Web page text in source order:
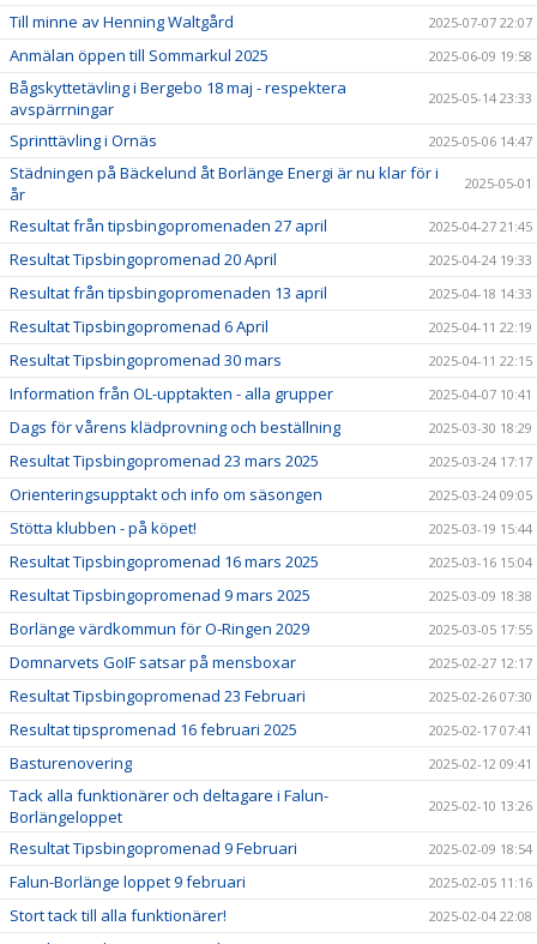
Till minne av Henning Waltgård 2025-07-07 22:07
Anmälan öppen till Sommarkul 2025 2025-06-09 19:58
Bågskyttetävling i Bergebo 18 maj - respektera
avspärrningar
2025-05-14 23:33
Sprinttävling i Ornäs 2025-05-06 14:47
Städningen på Bäckelund åt Borlänge Energi är nu klar för i
år
2025-05-01
Resultat från tipsbingopromenaden 27 april 2025-04-27 21:45
Resultat Tipsbingopromenad 20 April 2025-04-24 19:33
Resultat från tipsbingopromenaden 13 april 2025-04-18 14:33
Resultat Tipsbingopromenad 6 April 2025-04-11 22:19
Resultat Tipsbingopromenad 30 mars 2025-04-11 22:15
Information från OL-upptakten - alla grupper 2025-04-07 10:41
Dags för vårens klädprovning och beställning 2025-03-30 18:29
Resultat Tipsbingopromenad 23 mars 2025 2025-03-24 17:17
Orienteringsupptakt och info om säsongen 2025-03-24 09:05
Stötta klubben - på köpet! 2025-03-19 15:44
Resultat Tipsbingopromenad 16 mars 2025 2025-03-16 15:04
Resultat Tipsbingopromenad 9 mars 2025 2025-03-09 18:38
Borlänge värdkommun för O-Ringen 2029 2025-03-05 17:55
Domnarvets GoIF satsar på mensboxar 2025-02-27 12:17
Resultat Tipsbingopromenad 23 Februari 2025-02-26 07:30
Resultat tipspromenad 16 februari 2025 2025-02-17 07:41
Basturenovering 2025-02-12 09:41
Tack alla funktionärer och deltagare i Falun-
Borlängeloppet
2025-02-10 13:26
Resultat Tipsbingopromenad 9 Februari 2025-02-09 18:54
Falun-Borlänge loppet 9 februari 2025-02-05 11:16
Stort tack till alla funktionärer! 2025-02-04 22:08